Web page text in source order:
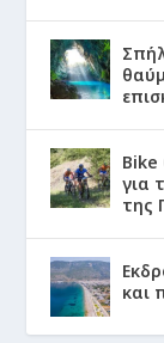
Bike
για
της
και